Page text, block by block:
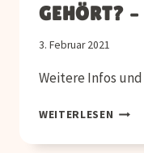
GEHÖRT?
3. Februar 2021
Weitere Infos
WEITERLESEN
NOCH